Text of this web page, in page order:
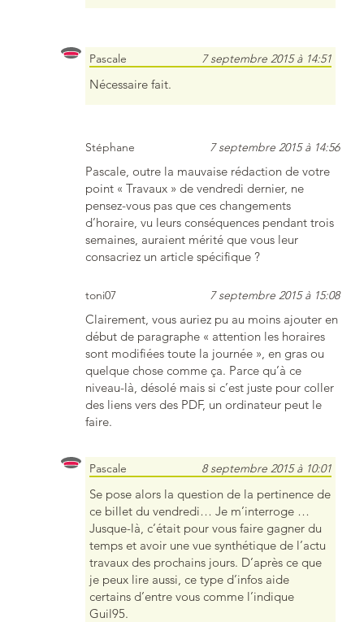
Pascale 7 septembre 2015 à 14:51
Nécessaire fait.
Stéphane 7 septembre 2015 à 14:56
Pascale, outre la mauvaise rédaction de votre
point « Travaux » de vendredi dernier, ne
pensez-vous pas que ces changements
d’horaire, vu leurs conséquences pendant trois
semaines, auraient mérité que vous leur
consacriez un article spécifique ?
toni07 7 septembre 2015 à 15:08
Clairement, vous auriez pu au moins ajouter en
début de paragraphe « attention les horaires
sont modifiées toute la journée », en gras ou
quelque chose comme ça. Parce qu’à ce
niveau-là, désolé mais si c’est juste pour coller
des liens vers des PDF, un ordinateur peut le
faire.
Pascale 8 septembre 2015 à 10:01
Se pose alors la question de la pertinence de
ce billet du vendredi… Je m’interroge …
Jusque-là, c’était pour vous faire gagner du
temps et avoir une vue synthétique de l’actu
travaux des prochains jours. D’après ce que
je peux lire aussi, ce type d’infos aide
certains d’entre vous comme l’indique
Guil95.